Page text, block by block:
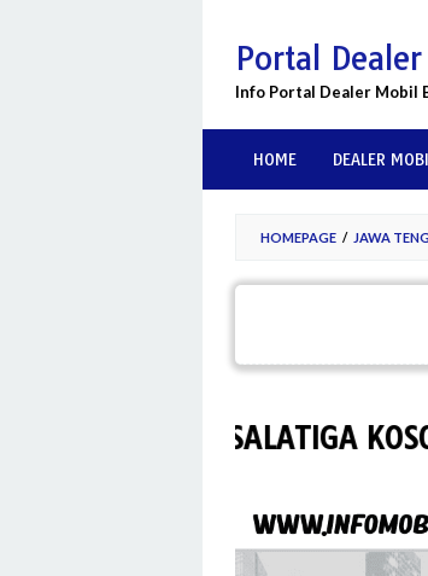
content
Portal
Info Portal Dealer Mobil
HOME DEALER
HOMEPAGE / JAWA
TOYOTA SALATIGA KOSONG,